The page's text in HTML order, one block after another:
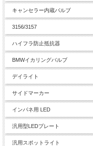
キャンセラー内蔵バルブ
3156/3157
ハイフラ防止抵抗器
BMWイカリングバルブ
デイライト
サイドマーカー
インパネ用 LED
汎用型LEDプレート
汎用スポットライト